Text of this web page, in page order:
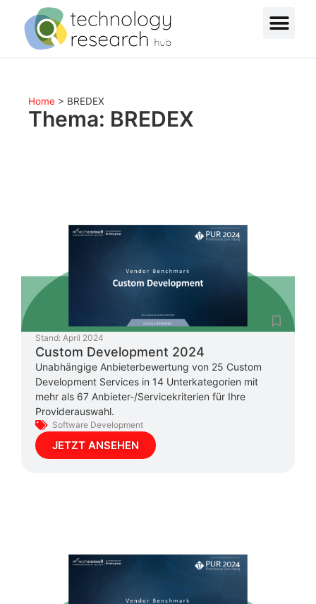
Home > BREDEX
Thema: BREDEX
Stand: April 2024
Custom Development 2024
Unabhängige Anbieterbewertung von 25 Custom
Development Services in 14 Unterkategorien mit
mehr als 67 Anbieter-/Servicekriterien für Ihre
Providerauswahl.
Software Development
JETZT ANSEHEN